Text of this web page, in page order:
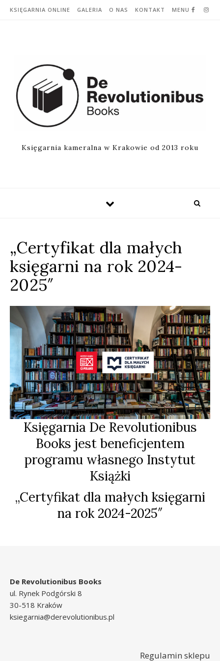
Skip to content
KSIĘGARNIA ONLINE GALERIA O NAS KONTAKT MENU
Księgarnia kameralna w Krakowie od 2013 roku
„Certyfikat dla małych
księgarni na rok 2024-
2025″
Księgarnia De Revolutionibus
Books jest beneficjentem
programu własnego Instytut
Książki
„Certyfikat dla małych księgarni
na rok 2024-2025″
De Revolutionibus Books
ul. Rynek Podgórski 8
30-518 Kraków
ksiegarnia@derevolutionibus.pl
Regulamin sklepu